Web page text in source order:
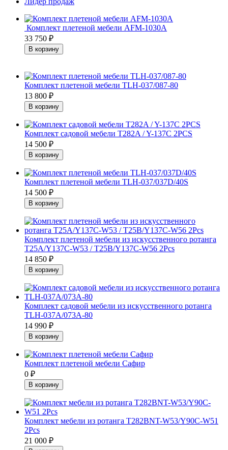
Комплект плетеной мебели AFM-1030A
33 750 ₽
Комплект плетеной мебели TLH-037/087-80
13 800 ₽
Комплект садовой мебели T282A / Y-137C 2PCS
14 500 ₽
Комплект плетеной мебели TLH-037/037D/40S
14 500 ₽
Комплект плетеной мебели из искусственного ротанга
T25A/Y137C-W53 / T25B/Y137C-W56 2Pcs
14 850 ₽
Комплект садовой мебели из искусственного ротанга
TLH-037A/073A-80
14 990 ₽
Комплект плетеной мебели Сафир
0 ₽
Комплект мебели из ротанга T282BNT-W53/Y90C-W51
2Pcs
21 000 ₽